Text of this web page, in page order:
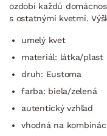
ozdobí každú
s ostatnými kvetmi.
umelý kvet
materiál: látka/plast
druh: Eustoma
farba: biela/zelená
autentický vzhľad
vhodná na